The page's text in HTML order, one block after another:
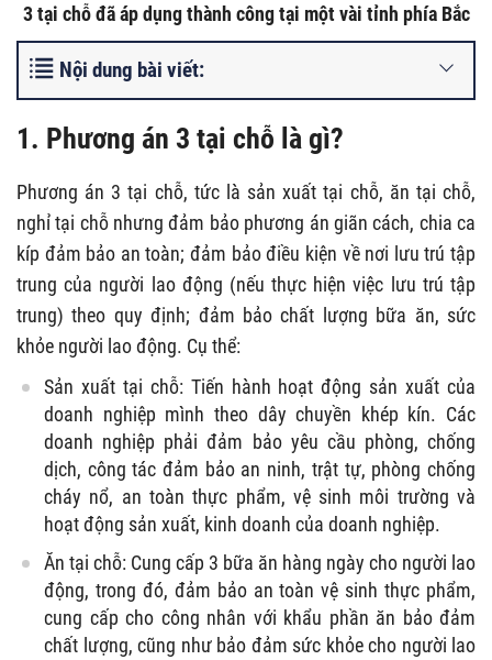
3 tại chỗ đã áp dụng thành công tại một vài tỉnh phía Bắc
Nội dung bài viết:
1. Phương án 3 tại chỗ là gì?
Phương án 3 tại chỗ, tức là sản xuất tại chỗ, ăn tại chỗ,
nghỉ tại chỗ nhưng đảm bảo phương án giãn cách, chia ca
kíp đảm bảo an toàn; đảm bảo điều kiện về nơi lưu trú tập
trung của người lao động (nếu thực hiện việc lưu trú tập
trung) theo quy định; đảm bảo chất lượng bữa ăn, sức
khỏe người lao động. Cụ thể:
Sản xuất tại chỗ: Tiến hành hoạt động sản xuất của
doanh nghiệp mình theo dây chuyền khép kín. Các
doanh nghiệp phải đảm bảo yêu cầu phòng, chống
dịch, công tác đảm bảo an ninh, trật tự, phòng chống
cháy nổ, an toàn thực phẩm, vệ sinh môi trường và
hoạt động sản xuất, kinh doanh của doanh nghiệp.
Ăn tại chỗ: Cung cấp 3 bữa ăn hàng ngày cho người lao
động, trong đó, đảm bảo an toàn vệ sinh thực phẩm,
cung cấp cho công nhân với khẩu phần ăn bảo đảm
chất lượng, cũng như bảo đảm sức khỏe cho người lao